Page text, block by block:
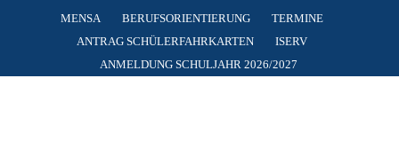
MENSA BERUFSORIENTIERUNG
TERMINE
ANTRAG SCHÜLERFAHRKARTEN
ISERV
ANMELDUNG SCHULJAHR 2026/2027